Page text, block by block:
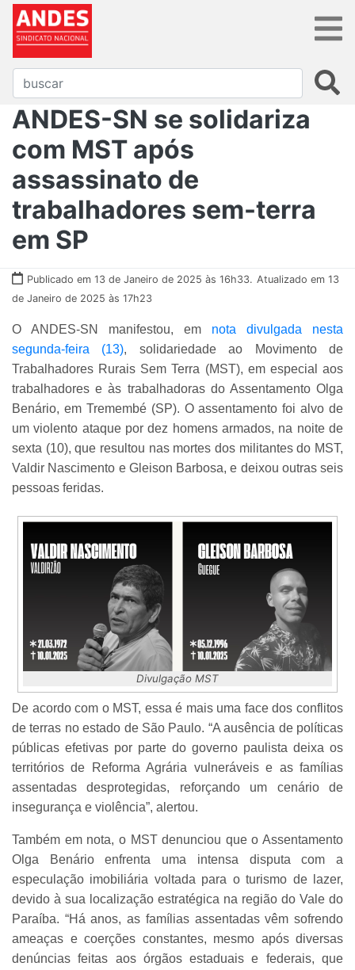
ANDES-SN se solidariza
com MST após
assassinato de
trabalhadores sem-terra
em SP
Publicado em 13 de Janeiro de 2025 às 16h33. Atualizado em 13
de Janeiro de 2025 às 17h23
O ANDES-SN manifestou, em nota divulgada nesta
segunda-feira (13), solidariedade ao Movimento de
Trabalhadores Rurais Sem Terra (MST), em especial aos
trabalhadores e às trabalhadoras do Assentamento Olga
Benário, em Tremembé (SP). O assentamento foi alvo de
um violento ataque por dez homens armados, na noite de
sexta (10), que resultou nas mortes dos militantes do MST,
Valdir Nascimento e Gleison Barbosa, e deixou outras seis
pessoas feridas.
Divulgação MST
De acordo com o MST, essa é mais uma face dos conflitos
de terras no estado de São Paulo. “A ausência de políticas
públicas efetivas por parte do governo paulista deixa os
territórios de Reforma Agrária vulneráveis e as famílias
assentadas desprotegidas, reforçando um cenário de
insegurança e violência”, alertou.
Também em nota, o MST denunciou que o Assentamento
Olga Benário enfrenta uma intensa disputa com a
especulação imobiliária voltada para o turismo de lazer,
devido à sua localização estratégica na região do Vale do
Paraíba. “Há anos, as famílias assentadas vêm sofrendo
ameaças e coerções constantes, mesmo após diversas
denúncias feitas aos órgãos estaduais e federais, que